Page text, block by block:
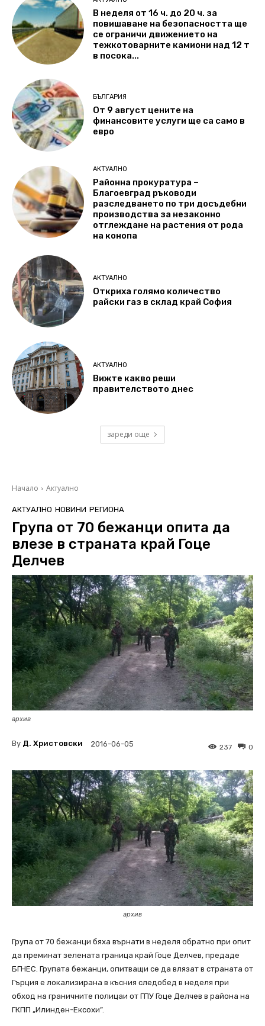
В неделя от 16 ч. до 20 ч. за
повишаване на безопасността ще
се ограничи движението на
тежкотоварните камиони над 12 т
в посока...
БЪЛГАРИЯ
От 9 август цените на
финансовите услуги ще са само в
евро
АКТУАЛНО
Районна прокуратура –
Благоевград ръководи
разследването по три досъдебни
производства за незаконно
отглеждане на растения от рода
на конопа
АКТУАЛНО
Откриха голямо количество
райски газ в склад край София
АКТУАЛНО
Вижте какво реши
правителството днес
зареди още